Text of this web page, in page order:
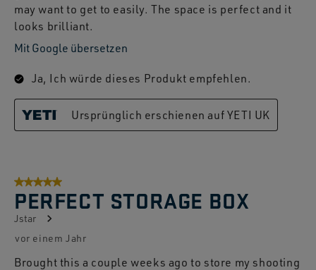
may want to get to easily. The space is perfect and it
looks brilliant.
Mit Google übersetzen
Ja, Ich würde dieses Produkt empfehlen.
Ursprünglich erschienen auf YETI UK
5 von 5 Sternen.
PERFECT STORAGE BOX
Jstar
vor einem Jahr
Brought this a couple weeks ago to store my shooting